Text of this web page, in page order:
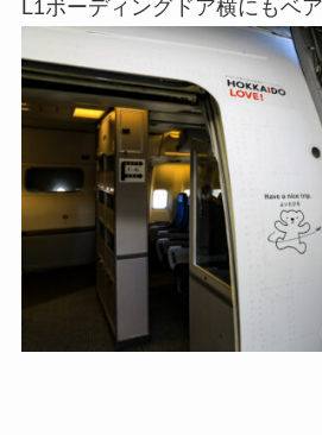
L1ボーディングドア横にもベア